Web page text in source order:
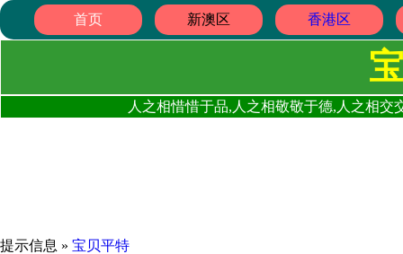
首页 新澳区 香港区
人之相惜惜于品,人之相敬敬于德,人之相
提示信息 » 宝贝平特